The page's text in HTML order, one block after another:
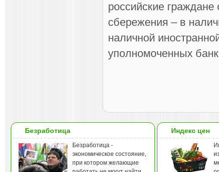
российские
сбережения – в
наличной
уполномоченных
Безработица
Безработица -
экономическое состояние,
при котором желающие
Индекс цен